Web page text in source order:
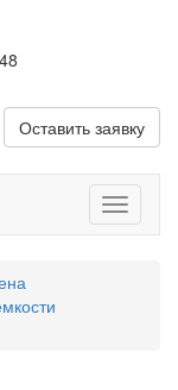
Оставить заявку
меню